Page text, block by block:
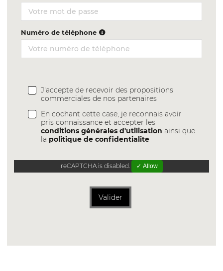
Numéro de téléphone
J'accepte de recevoir des propositions
commerciales de nos partenaires
En cochant cette case, je reconnais avoir
pris connaissance et accepter les
conditions générales d'utilisation ainsi que
la politique de confidentialite
reCAPTCHA is disabled. ✓ Allow
Valider